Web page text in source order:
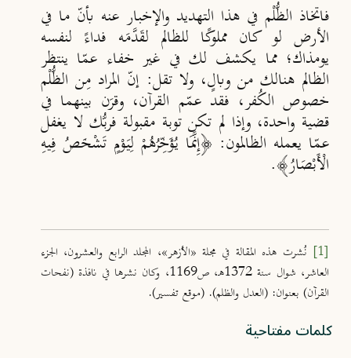
فاتخاذ الظُّلْم في هذا التهديد والإخبار عنه بأنّ ما في
الأرض لو كان مملوكًا للظالم لقَدمه فداء لنفسه
يومذاك؛ مما يكشف لك في غير خفاء عما ينتظر
الظالم هنالك من وبالٍ، ولا تقل: إن المراد من الظُّلْم
خصوص الكفر، فقد عمم القرآن، وقرن بينهما في
قضية واحدة، وإذا لم تكن توبة مقبولة فربك لا يغفل
عمّا يعمله الظالمون: ﴿إِنَّمَا يُؤَخِّرُهُمْ لِيَوْمٍ تَشْخَصُ فِيهِ
الْأَبْصَارُ﴾.
[1]
نُشرت هذه المقالة في مجلة «الأزهر»، المجلد الرابع والعشرون، الجزء
العاشر، شوال سنة 1372هـ، ص1169، وكان نشرها في نافذة (نفحات
القرآن) بعنوان: (العدل والظلم). (موقع تفسير).
كلمات مفتاحية